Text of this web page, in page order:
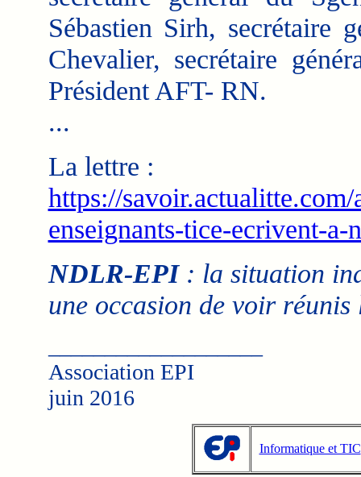
Sébastien Sirh, secrétaire
Chevalier, secrétaire
Président AFT- RN.
...
La lettre :
https://
enseignants-tice-ecrivent-
NDLR-EPI: la situation
une occasion de voir
Association EPI
juin 2016
Informatique et TIC